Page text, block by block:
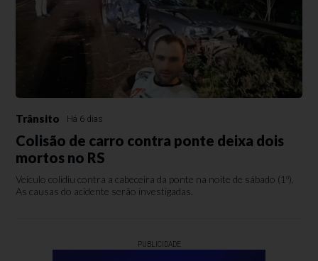
Trânsito Há 6 dias
Colisão de carro contra ponte deixa dois
mortos no RS
Veículo colidiu contra a cabeceira da ponte na noite de sábado (1º).
As causas do acidente serão investigadas.
PUBLICIDADE